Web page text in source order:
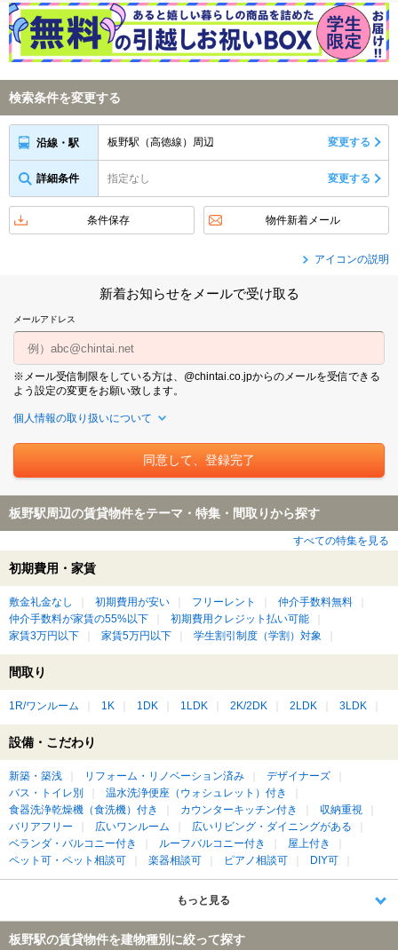
検索条件を変更する
沿線・駅 板野駅（高徳線）周辺 変更する
詳細条件 指定なし 変更する
条件保存 物件新着メール
アイコンの説明
新着お知らせをメールで受け取る
メールアドレス
※メール受信制限をしている方は、@chintai.co.jpからのメールを受信できる
よう設定の変更をお願い致します。
個人情報の取り扱いについて
板野駅周辺の賃貸物件をテーマ・特集・間取りから探す
すべての特集を見る
初期費用・家賃
敷金礼金なし 初期費用が安い フリーレント
仲介手数料無料
仲介手数料が家賃の55%以下
初期費用クレジット払い可能
家賃3万円以下
家賃5万円以下 学生割引制度（学割）対象
間取り
1R/ワンルーム 1K 1DK 1LDK 2K/2DK 2LDK 3LDK
設備・こだわり
新築・築浅 リフォーム・リノベーション済み
デザイナーズ
バス・トイレ別
温水洗浄便座（ウォシュレット）付き
食器洗浄乾燥機（食洗機）付き
カウンターキッチン付き
収納重視
バリアフリー
広いワンルーム
広いリビング・ダイニングがある
ベランダ・バルコニー付き
ルーフバルコニー付き
屋上付き
ペット可・ペット相談可
楽器相談可 ピアノ相談可 DIY可
もっと見る
板野駅の賃貸物件を建物種別に絞って探す